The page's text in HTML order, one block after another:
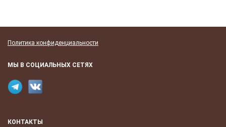
Политика конфиденциальности
МЫ В СОЦИАЛЬНЫХ СЕТЯХ
КОНТАКТЫ